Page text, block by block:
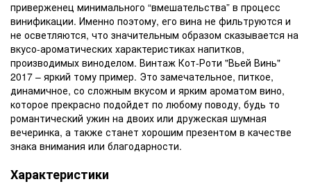
приверженец минимального “вмешательства” в процесс
винификации. Именно поэтому, его вина не фильтруются и
не осветляются, что значительным образом сказывается на
вкусо-ароматических характеристиках напитков,
производимых виноделом. Винтаж Кот-Роти "Вьей Винь"
2017 – яркий тому пример. Это замечательное, питкое,
динамичное, со сложным вкусом и ярким ароматом вино,
которое прекрасно подойдет по любому поводу, будь то
романтический ужин на двоих или дружеская шумная
вечеринка, а также станет хорошим презентом в качестве
знака внимания или благодарности.
Характеристики